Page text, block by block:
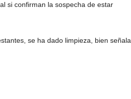
si confirman la sospecha de estar
se ha dado limpieza, bien señala